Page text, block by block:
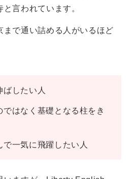
言われています。
まで通い詰める人がいるほど
ばしたい人
ではなく基礎となる柱をき
で一気に飛躍したい人